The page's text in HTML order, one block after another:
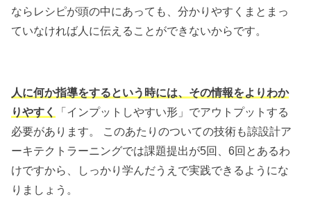
ならレシピが頭の中にあっても、分かりやすくまとまっ
ていなければ人に伝えることができないからです。
人に何か指導をするという時には、その情報をよりわか
りやすく
「インプットしやすい形」でアウトプットする
必要があります。 このあたりのついての技術も諒設計ア
ーキテクトラーニングでは課題提出が5回、6回とあるわ
けですから、しっかり学んだうえで実践できるようにな
りましょう。